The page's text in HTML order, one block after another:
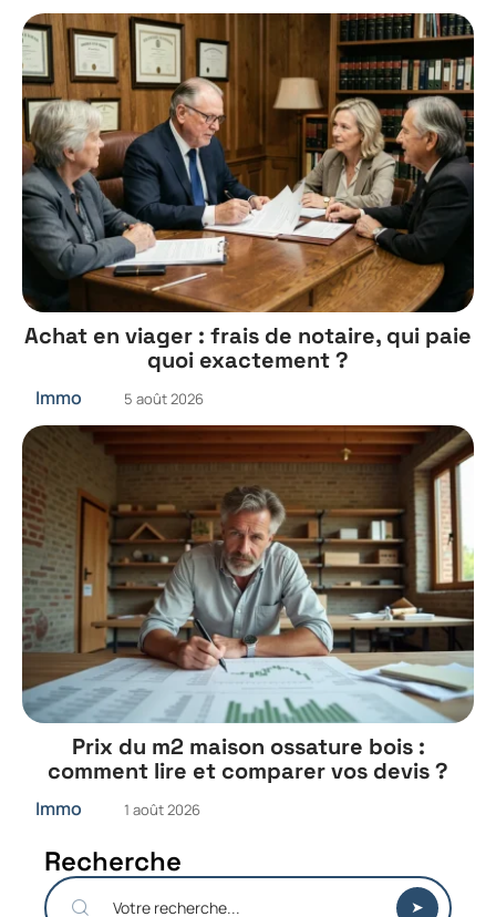
Achat en viager : frais de notaire, qui paie
quoi exactement ?
Immo 5 août 2026
Prix du m2 maison ossature bois :
comment lire et comparer vos devis ?
Immo 1 août 2026
Recherche